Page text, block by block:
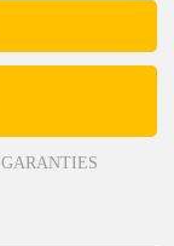
GARANTIES